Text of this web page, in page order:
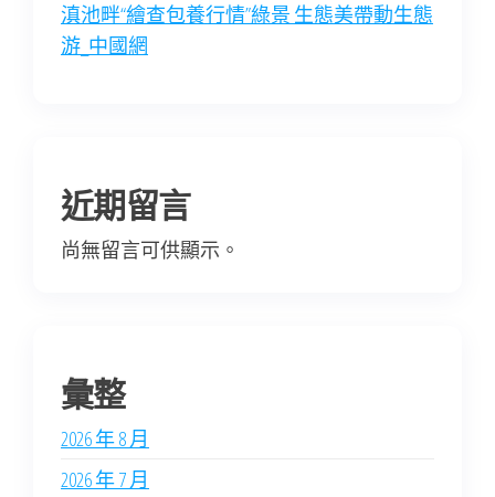
滇池畔“繪查包養行情”綠景 生態美帶動生態
游_中國網
近期留言
尚無留言可供顯示。
彙整
2026 年 8 月
2026 年 7 月